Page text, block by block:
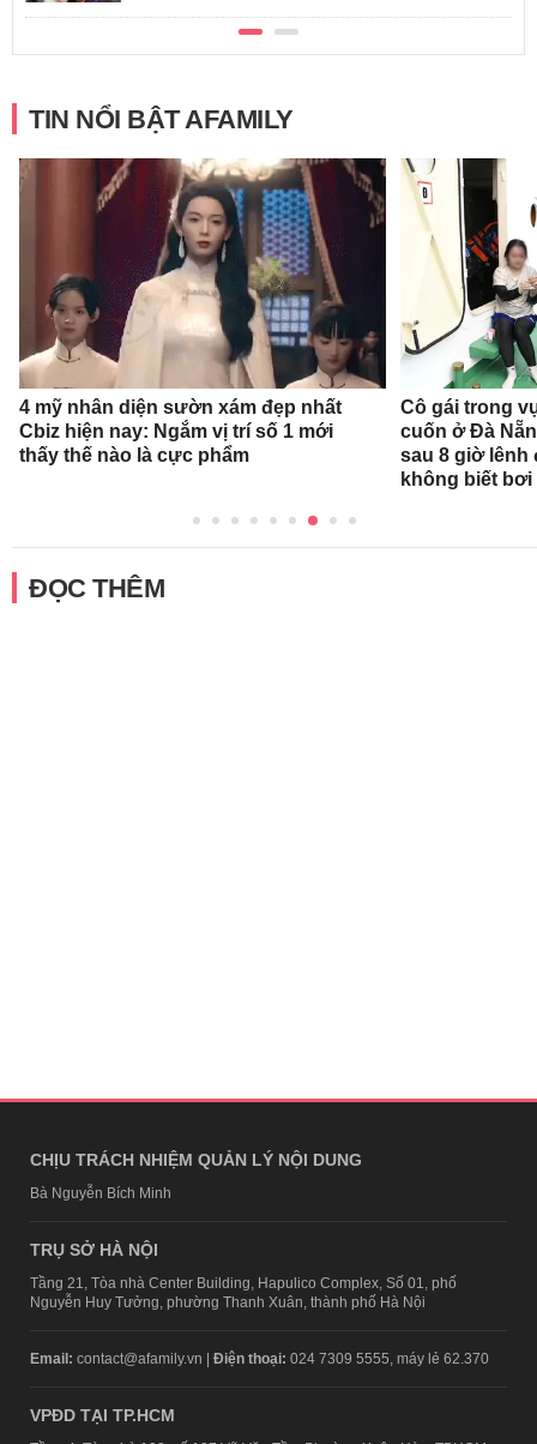
TIN NỔI BẬT AFAMILY
4 mỹ nhân diện sườn xám đẹp nhất
Cbiz hiện nay: Ngắm vị trí số 1 mới
thấy thế nào là cực phẩm
Cô gái trong
cuốn ở Đà
sau 8 giờ lênh
không biết bơi
ĐỌC THÊM
CHỊU TRÁCH NHIỆM QUẢN LÝ NỘI DUNG
Bà Nguyễn Bích Minh
TRỤ SỞ HÀ NỘI
Tầng 21, Tòa nhà Center Building, Hapulico Complex, Số 01, phố
Nguyễn Huy Tưởng, phường Thanh Xuân, thành phố Hà Nội
Email: contact@afamily.vn | Điện thoại: 024 7309 5555, máy lẻ 62.370
VPĐD TẠI TP.HCM